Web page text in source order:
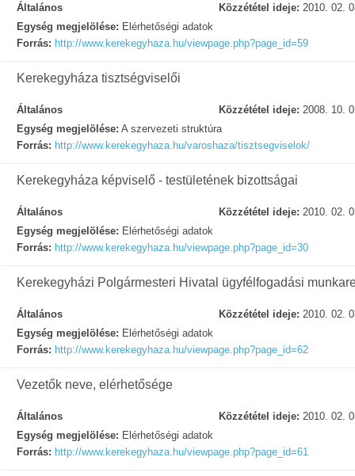
Általános Közzététel ideje: 2010. 02.
Egység megjelölése: Elérhetőségi adatok
Forrás: http://www.kerekegyhaza.hu/viewpage.php?page_id=59
Kerekegyháza tisztségviselői
Általános Közzététel ideje: 2008. 10.
Egység megjelölése: A szervezeti struktúra
Forrás: http://www.kerekegyhaza.hu/varoshaza/tisztsegviselok/
Kerekegyháza képviselő - testületének bizottságai
Általános Közzététel ideje: 2010. 02.
Egység megjelölése: Elérhetőségi adatok
Forrás: http://www.kerekegyhaza.hu/viewpage.php?page_id=30
Kerekegyházi Polgármesteri Hivatal ügyfélfogadási
Általános Közzététel ideje: 2010. 02.
Egység megjelölése: Elérhetőségi adatok
Forrás: http://www.kerekegyhaza.hu/viewpage.php?page_id=62
Vezetők neve, elérhetősége
Általános Közzététel ideje: 2010. 02.
Egység megjelölése: Elérhetőségi adatok
Forrás: http://www.kerekegyhaza.hu/viewpage.php?page_id=61